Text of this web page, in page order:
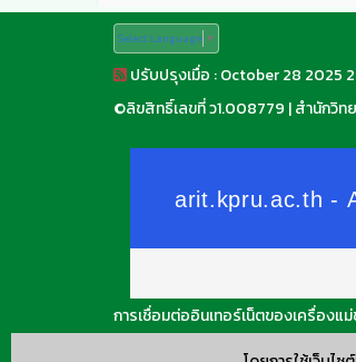
Select Language ▼
ปรับปรุงเมื่อ : October 28 2025
©ลิขสิทธิ์เลขที่ ว1.008779 |สำนักวิท
การเชื่อมต่ออินเทอร์เน็ตของเครื่องแ